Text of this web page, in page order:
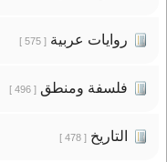
روايات عربية[ 575 ]
فلسفة ومنطق[ 496 ]
التاريخ[ 478 ]